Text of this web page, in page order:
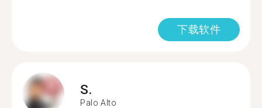
下载软件
S.
Palo Alto